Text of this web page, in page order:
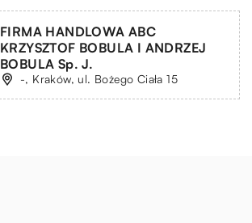
FIRMA HANDLOWA ABC
KRZYSZTOF BOBULA I ANDRZEJ
BOBULA Sp. J.
-, Kraków, ul. Bożego Ciała 15